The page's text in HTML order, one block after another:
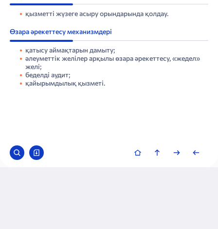
қызметті жүзеге асыру орындарында қолдау.
Өзара әрекеттесу механизмдері
қатысу аймақтарын дамыту;
әлеуметтік желілер арқылы өзара әрекеттесу, «жедел»
желі;
беделді аудит;
қайырымдылық қызметі.